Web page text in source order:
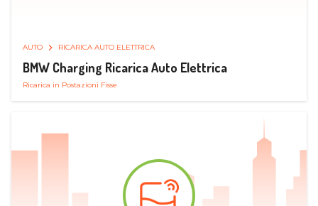
AUTO RICARICA AUTO ELETTRICA
BMW Charging Ricarica Auto Elettrica
Ricarica in Postazioni Fisse